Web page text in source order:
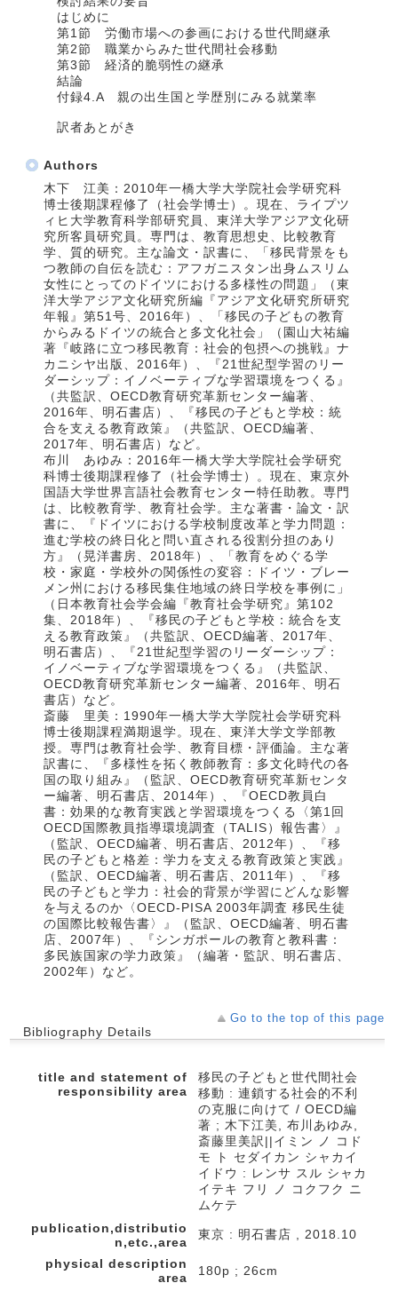
はじめに
第1節 労働市場への参画における世代間継承
第2節 職業からみた世代間社会移動
第3節 経済的脆弱性の継承
結論
付録4.A 親の出生国と学歴別にみる就業率
訳者あとがき
Authors
木下 江美：2010年一橋大学大学院社会学研究科
博士後期課程修了（社会学博士）。現在、ライプツ
ィヒ大学教育科学部研究員、東洋大学アジア文化研
究所客員研究員。専門は、教育思想史、比較教育
学、質的研究。主な論文・訳書に、「移民背景をも
つ教師の自伝を読む：アフガニスタン出身ムスリム
女性にとってのドイツにおける多様性の問題」（東
洋大学アジア文化研究所編『アジア文化研究所研究
年報』第51号、2016年）、「移民の子どもの教育
からみるドイツの統合と多文化社会」（園山大祐編
著『岐路に立つ移民教育：社会的包摂への挑戦』ナ
カニシヤ出版、2016年）、『21世紀型学習のリー
ダーシップ：イノベーティブな学習環境をつくる』
（共監訳、OECD教育研究革新センター編著、
2016年、明石書店）、『移民の子どもと学校：統
合を支える教育政策』（共監訳、OECD編著、
2017年、明石書店）など。
布川 あゆみ：2016年一橋大学大学院社会学研究
科博士後期課程修了（社会学博士）。現在、東京外
国語大学世界言語社会教育センター特任助教。専門
は、比較教育学、教育社会学。主な著書・論文・訳
書に、『ドイツにおける学校制度改革と学力問題：
進む学校の終日化と問い直される役割分担のあり
方』（晃洋書房、2018年）、「教育をめぐる学
校・家庭・学校外の関係性の変容：ドイツ・ブレー
メン州における移民集住地域の終日学校を事例に」
（日本教育社会学会編『教育社会学研究』第102
集、2018年）、『移民の子どもと学校：統合を支
える教育政策』（共監訳、OECD編著、2017年、
明石書店）、『21世紀型学習のリーダーシップ：
イノベーティブな学習環境をつくる』（共監訳、
OECD教育研究革新センター編著、2016年、明石
書店）など。
斎藤 里美：1990年一橋大学大学院社会学研究科
博士後期課程満期退学。現在、東洋大学文学部教
授。専門は教育社会学、教育目標・評価論。主な著
訳書に、『多様性を拓く教師教育：多文化時代の各
国の取り組み』（監訳、OECD教育研究革新センタ
ー編著、明石書店、2014年）、『OECD教員白
書：効果的な教育実践と学習環境をつくる〈第1回
OECD国際教員指導環境調査（TALIS）報告書〉』
（監訳、OECD編著、明石書店、2012年）、『移
民の子どもと格差：学力を支える教育政策と実践』
（監訳、OECD編著、明石書店、2011年）、『移
民の子どもと学力：社会的背景が学習にどんな影響
を与えるのか〈OECD-PISA 2003年調査 移民生徒
の国際比較報告書〉』（監訳、OECD編著、明石書
店、2007年）、『シンガポールの教育と教科書：
多民族国家の学力政策』（編著・監訳、明石書店、
2002年）など。
Go to the top of this page
Bibliography Details
title and statement of
responsibility area
移民の子どもと世代間社会
移動 : 連鎖する社会的不利
の克服に向けて / OECD編
著 ; 木下江美, 布川あゆみ,
斎藤里美訳||イミン ノ コド
モ ト セダイカン シャカイ
イドウ : レンサ スル シャカ
イテキ フリ ノ コクフク ニ
ムケテ
publication,distributio
n,etc.,area
東京 : 明石書店 , 2018.10
physical description
area
180p ; 26cm